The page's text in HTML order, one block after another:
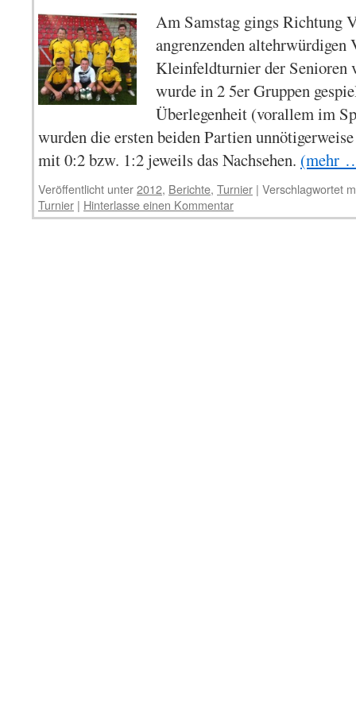
Am Samstag gings Richtung
angrenzenden
Kleinfeldturnier der Senioren
wurde in 2 5er Gruppen
Überlegenheit (vorallem im
wurden die ersten beiden Partien
mit 0:2 bzw. 1:2 jeweils das Nachsehen. (mehr
Veröffentlicht unter2012, Berichte, Turnier | Verschlagwortet
Turnier | Hinterlasse einen Kommentar